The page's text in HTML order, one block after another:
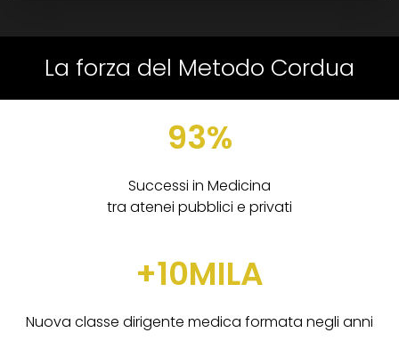
La forza del Metodo Cordua
93%
Successi in Medicina
tra atenei pubblici e privati
+10MILA
Nuova classe dirigente medica formata negli anni